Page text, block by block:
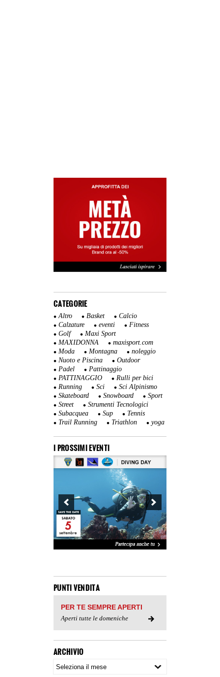
CATEGORIE
Altro Basket
Calcio
Calzature
eventi
Fitness
Golf
Maxi Sport
MAXIDONNA
maxisport.com
Moda
Montagna
noleggio
Nuoto e Piscina
Outdoor
Padel
Pattinaggio
PATTINAGGIO
Rulli per bici
Running
Sci
Sci Alpinismo
Skateboard
Snowboard
Sport
Street
Strumenti Tecnologici
Subacquea
Sup
Tennis
Trail Running
Triathlon yoga
I PROSSIMI EVENTI
PUNTI VENDITA
PER TE SEMPRE APERTI
Aperti tutte le domeniche
ARCHIVIO